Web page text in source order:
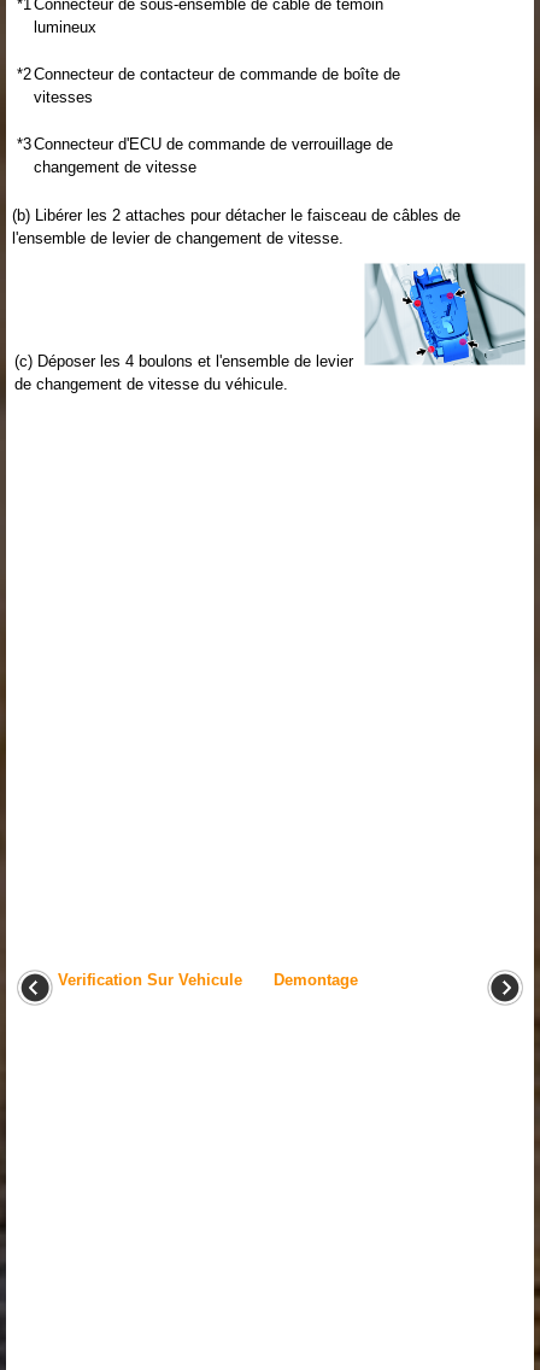
*1 Connecteur de sous-ensemble de câble de témoin
lumineux
*2Connecteur de contacteur de commande de boîte de
vitesses
*3Connecteur d'ECU de commande de verrouillage de
changement de vitesse
(b) Libérer les 2 attaches pour détacher le faisceau de câbles de
l'ensemble de levier de changement de vitesse.
(c) Déposer les 4 boulons et l'ensemble de levier
de changement de vitesse du véhicule.
Verification Sur Vehicule Demontage